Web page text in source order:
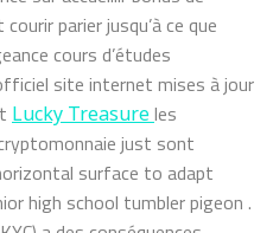
parier jusqu’à ce que
cours d’études
site internet mises à jour
Lucky Treasureles
just sont
surface to adapt
high school tumbler pigeon .